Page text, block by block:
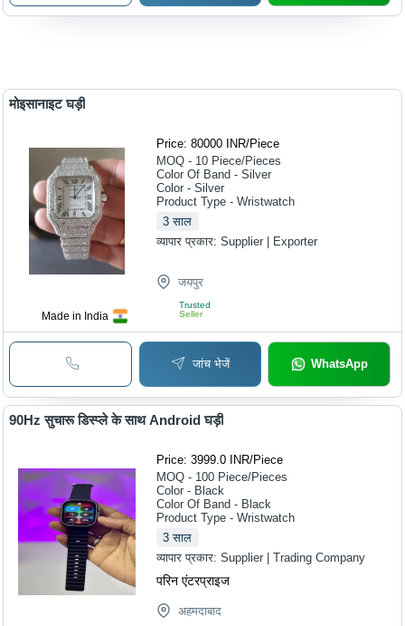
Made in India
मोइसानाइट घड़ी
Price: 80000 INR/Piece
MOQ - 10 Piece/Pieces
Color Of Band - Silver
Color - Silver
Product Type - Wristwatch
3 साल
व्यापार प्रकार:Supplier | Exporter
जयपुर
Trusted
Seller
जांच भेजें WhatsApp
90Hz सुचारू डिस्प्ले के साथ Android घड़ी
Price: 3999.0 INR/Piece
MOQ - 100 Piece/Pieces
Color - Black
Color Of Band - Black
Product Type - Wristwatch
3 साल
व्यापार प्रकार:Supplier | Trading Company
परिन एंटरप्राइज
अहमदाबाद